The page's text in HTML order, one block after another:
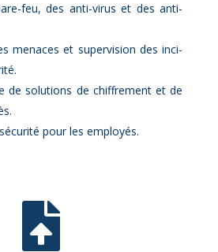
feu, des an­ti-vi­rus et des an­ti-
me­naces et su­per­vi­sion des in­ci­
de so­lu­tions de chif­fre­ment et de
pour les em­ployés.
